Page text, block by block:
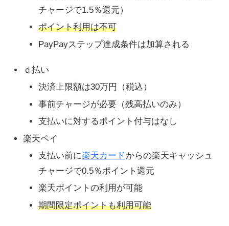
チャージで1.5％還元）
ポイント利用は不可
PayPayステップ達成条件は加算される
ｄ払い
決済上限額は30万円（税込）
事前チャージが必要（残高払いのみ）
支払いに対するポイント付与はなし
楽天ペイ
支払い前に楽天カード からの楽天キャッシュ
チャージで0.5％ポイント還元
楽天ポイントの利用が可能
期間限定ポイントも利用可能